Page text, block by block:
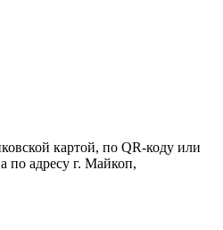
картой, по QR-коду или
по адресу г. Майкоп,